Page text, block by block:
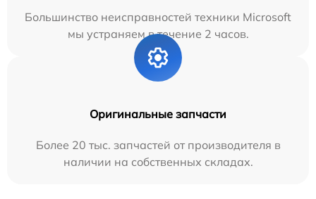
Большинство неисправностей техники Microsoft
мы устраняем в течение 2 часов.
Оригинальные запчасти
Более 20 тыс. запчастей от производителя в
наличии на собственных складах.